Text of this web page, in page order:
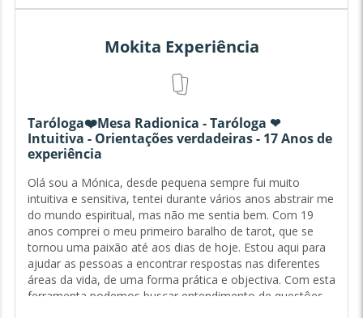
Mokita Experiência
Taróloga❤️Mesa Radionica - Taróloga ❤
Intuitiva - Orientações verdadeiras - 17 Anos de
experiência
Olá sou a Mónica, desde pequena sempre fui muito
intuitiva e sensitiva, tentei durante vários anos abstrair me
do mundo espiritual, mas não me sentia bem. Com 19
anos comprei o meu primeiro baralho de tarot, que se
tornou uma paixão até aos dias de hoje. Estou aqui para
ajudar as pessoas a encontrar respostas nas diferentes
áreas da vida, de uma forma prática e objectiva. Com esta
ferramenta podemos buscar entendimento de questôes